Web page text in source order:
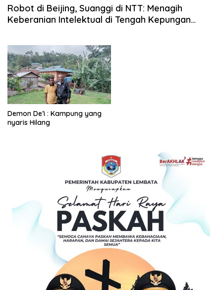
Robot di Beijing, Suanggi di NTT: Menagih
Keberanian Intelektual di Tengah Kepungan
Demon De’i : Kampung yang
nyaris Hilang